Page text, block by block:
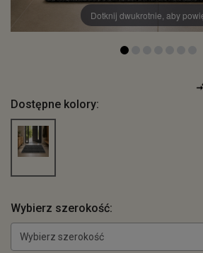
Dotknij dwukrotnie, aby
Dostępne kolory:
Wybierz szerokość:
Wybierz szerokość